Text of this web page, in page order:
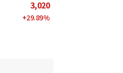
3,020
+29.89%